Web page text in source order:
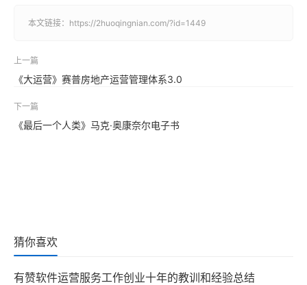
本文链接： https://2huoqingnian.com/?id=1449
上一篇
《大运营》赛普房地产运营管理体系3.0
下一篇
《最后一个人类》马克·奥康奈尔电子书
猜你喜欢
有赞软件运营服务工作创业十年的教训和经验总结